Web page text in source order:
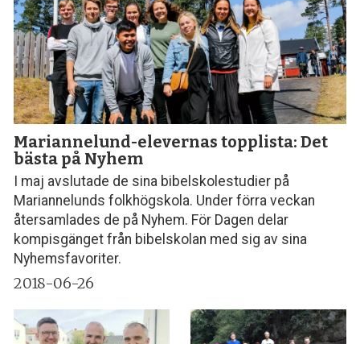
Mariannelund-elevernas topplista: Det
bästa på Nyhem
I maj avslutade de sina bibelskolestudier på
Mariannelunds folkhögskola. Under förra veckan
återsamlades de på Nyhem. För Dagen delar
kompisgänget från bibelskolan med sig av sina
Nyhemsfavoriter.
2018-06-26